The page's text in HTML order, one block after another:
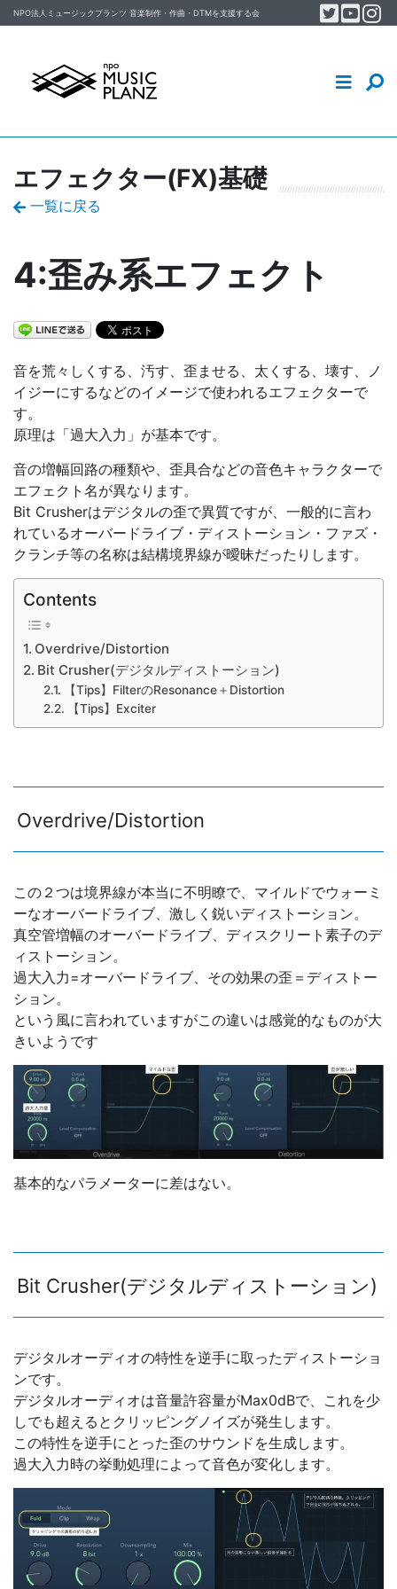
Skip to content
NPO法人ミュージックプランツ 音楽制作・作曲・DTMを支援する会 Twitter
エフェクター(FX)基礎
一覧に戻る
4:歪み系エフェクト
音を荒々しくする、汚す、歪ませる、太くする、壊す、ノ
イジーにするなどのイメージで使われるエフェクターで
す。
原理は「過大入力」が基本です。
音の増幅回路の種類や、歪具合などの音色キャラクターで
エフェクト名が異なります。
Bit Crusherはデジタルの歪で異質ですが、一般的に言わ
れているオーバードライブ・ディストーション・ファズ・
クランチ等の名称は結構境界線が曖昧だったりします。
Contents
Overdrive/Distortion
Bit Crusher(デジタルディストーション)
【Tips】FilterのResonance＋Distortion
【Tips】Exciter
Overdrive/Distortion
この２つは境界線が本当に不明瞭で、マイルドでウォーミ
ーなオーバードライブ、激しく鋭いディストーション。
真空管増幅のオーバードライブ、ディスクリート素子のデ
ィストーション。
過大入力=オーバードライブ、その効果の歪＝ディストー
ション。
という風に言われていますがこの違いは感覚的なものが大
きいようです
基本的なパラメーターに差はない。
Bit Crusher(デジタルディストーション)
デジタルオーディオの特性を逆手に取ったディストーショ
ンです。
デジタルオーディオは音量許容量がMax0dBで、これを少
しでも超えるとクリッピングノイズが発生します。
この特性を逆手にとった歪のサウンドを生成します。
過大入力時の挙動処理によって音色が変化します。